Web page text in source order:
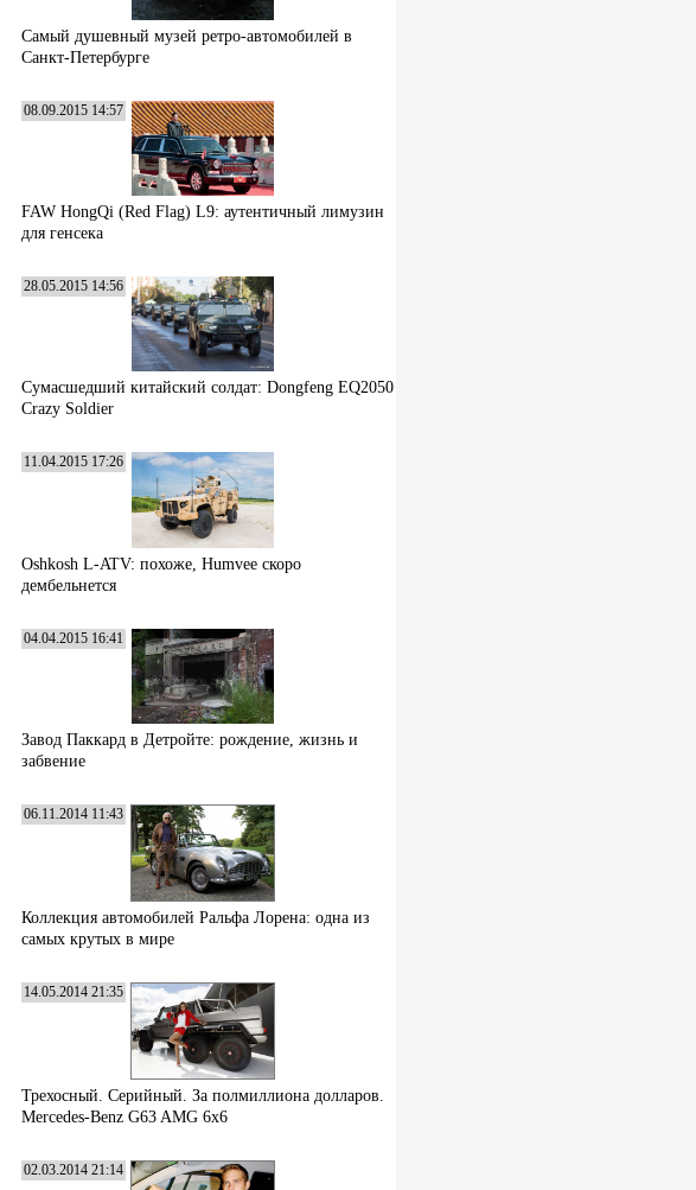
Самый душевный музей ретро-автомобилей в
Санкт-Петербурге
08.09.2015 14:57
FAW HongQi (Red Flag) L9: аутентичный лимузин
для генсека
28.05.2015 14:56
Сумасшедший китайский солдат: Dongfeng EQ2050
Crazy Soldier
11.04.2015 17:26
Oshkosh L-ATV: похоже, Humvee скоро
дембельнется
04.04.2015 16:41
Завод Паккард в Детройте: рождение, жизнь и
забвение
06.11.2014 11:43
Коллекция автомобилей Ральфа Лорена: одна из
самых крутых в мире
14.05.2014 21:35
Трехосный. Серийный. За полмиллиона долларов.
Mercedes-Benz G63 AMG 6x6
02.03.2014 21:14